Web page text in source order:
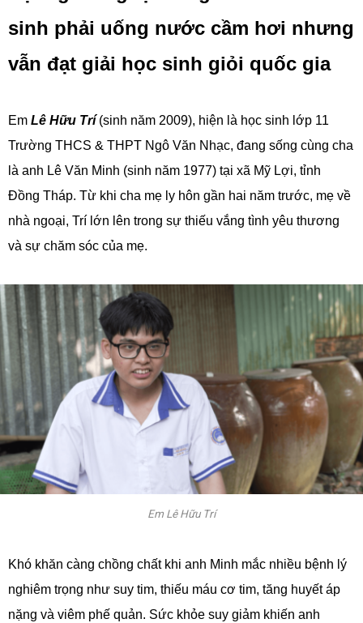
sinh phải uống nước cầm hơi nhưng
vẫn đạt giải học sinh giỏi quốc gia
Em Lê Hữu Trí(sinh năm 2009), hiện là học sinh lớp 11
Trường THCS & THPT Ngô Văn Nhạc, đang sống cùng cha
là anh Lê Văn Minh (sinh năm 1977) tại xã Mỹ Lợi, tỉnh
Đồng Tháp. Từ khi cha mẹ ly hôn gần hai năm trước, mẹ về
nhà ngoại, Trí lớn lên trong sự thiếu vắng tình yêu thương
và sự chăm sóc của mẹ.
Em Lê Hữu Trí
Khó khăn càng chồng chất khi anh Minh mắc nhiều bệnh lý
nghiêm trọng như suy tim, thiếu máu cơ tim, tăng huyết áp
nặng và viêm phế quản. Sức khỏe suy giảm khiến anh